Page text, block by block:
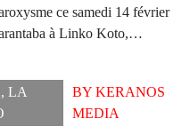
ce samedi 14 février
à Linko Koto,…
, LA
BY KERANOS
MEDIA